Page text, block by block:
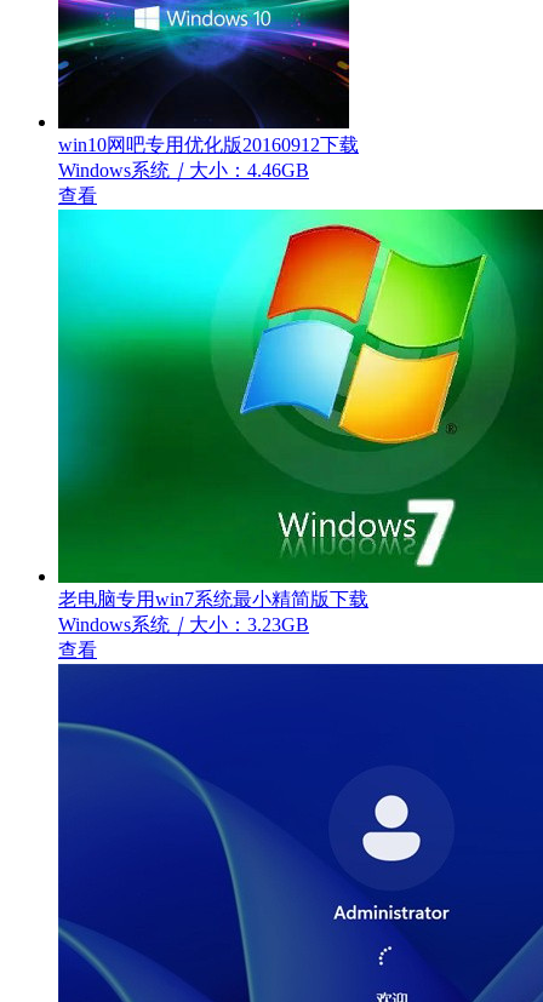
win10网吧专用优化版20160912下载
Windows系统 ｜ 大小：4.46GB
查看
老电脑专用win7系统最小精简版下载
Windows系统 ｜ 大小：3.23GB
查看